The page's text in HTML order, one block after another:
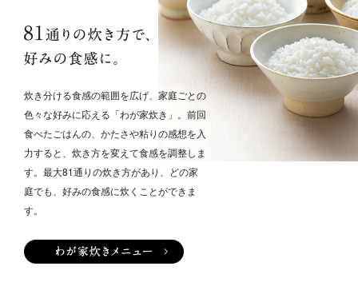
81通りの炊き方で、好みの食感に。
炊き分ける食感の範囲を広げ、家庭ごとの
色々な好みに応える「わが家炊き」。前回
食べたごはんの、かたさや粘りの感想を入
力すると、炊き方を変えて食感を調整しま
す。最大81通りの炊き方があり、どの家
庭でも、好みの食感に炊くことができま
す。